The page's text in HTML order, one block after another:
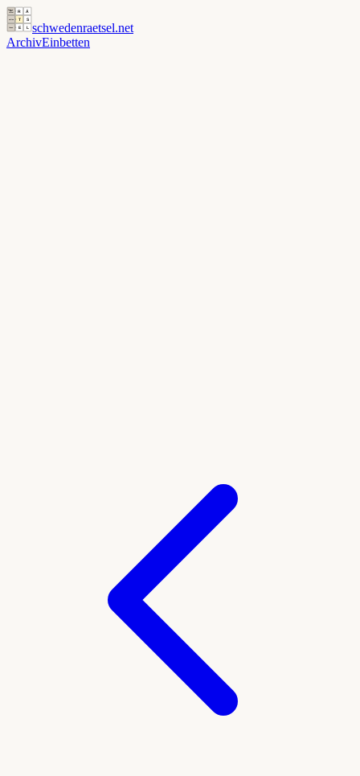
schwedenraetsel.net
ArchivEinbetten